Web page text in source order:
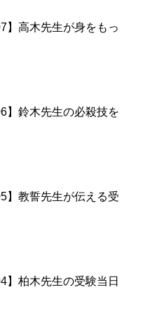
】高木先生が身をもっ
】鈴木先生の必殺技を
】教誓先生が伝える受
】柏木先生の受験当日